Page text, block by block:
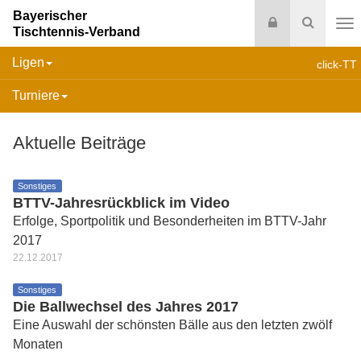
Suche
Login
Bayerischer
Tischtennis-Verband
click-TT
Ligen
Turniere
Aktuelle Beiträge
Sonstiges
BTTV-Jahresrückblick im Video
Erfolge, Sportpolitik und Besonderheiten im BTTV-Jahr
2017
22.12.2017
Sonstiges
Die Ballwechsel des Jahres 2017
Eine Auswahl der schönsten Bälle aus den letzten zwölf
Monaten